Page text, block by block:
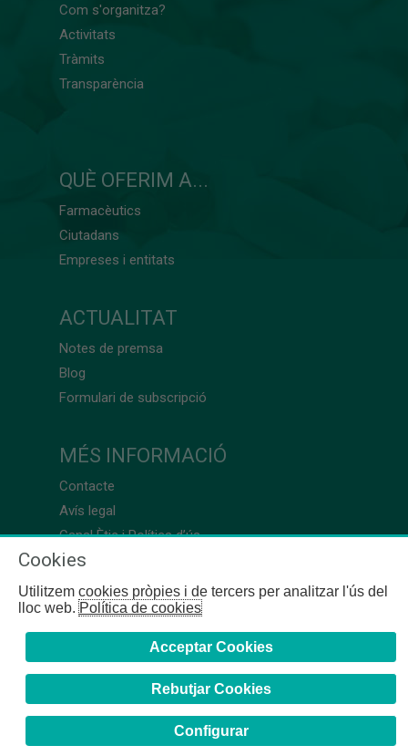
Com s'organitza?
Activitats
Tràmits
Transparència
QUÈ OFERIM A...
Farmacèutics
Ciutadans
Empreses i entitats
ACTUALITAT
Notes de premsa
Blog
Formulari de subscripció
MÉS INFORMACIÓ
Contacte
Avís legal
Canal Ètic i Política d’ús
Cookies
Utilitzem cookies pròpies i de tercers per analitzar l'ús del
lloc web.Política de cookies
Acceptar Cookies
Rebutjar Cookies
Configurar